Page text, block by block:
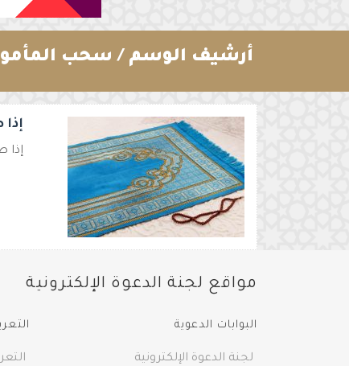
أرشيف الوسم / سحب
إذا
مواقع لجنة الدعوة الإلكترونية
البوابات الدعوية
لجنة الدعوة الإلكترونية